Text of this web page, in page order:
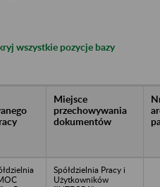
wszystkie pozycje bazy
Miejsce
przechowywania
dokumentów
Spółdzielnia Pracy i
Użytkowników